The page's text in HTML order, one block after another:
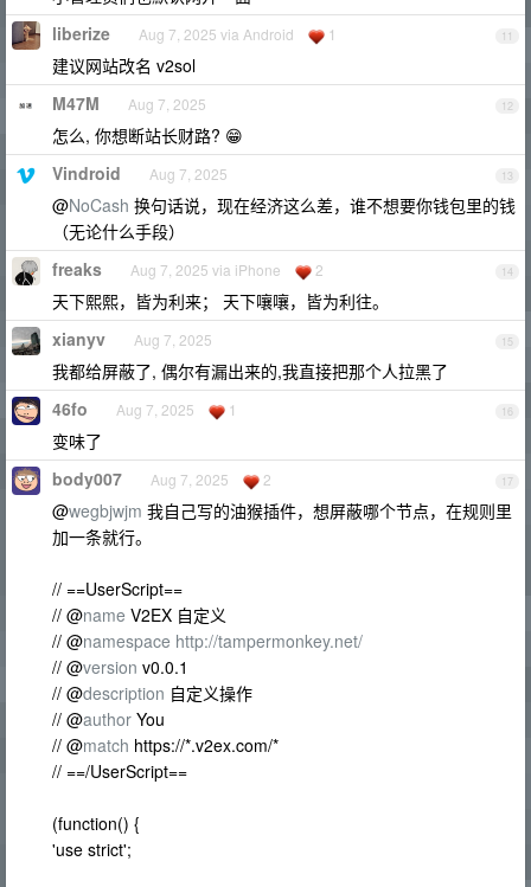
11
liberize Aug 7, 2025 via Android 1
建议网站改名 v2sol
12
M47M Aug 7, 2025
怎么, 你想断站长财路? 😁
13
Vindroid Aug 7, 2025
@NoCash 换句话说，现在经济这么差，谁不想要你钱包里的钱
（无论什么手段）
14
freaks Aug 7, 2025 via iPhone 2
天下熙熙，皆为利来； 天下嚷嚷，皆为利往。
15
xianyv Aug 7, 2025
我都给屏蔽了, 偶尔有漏出来的,我直接把那个人拉黑了
16
46fo Aug 7, 2025 1
变味了
17
body007 Aug 7, 2025 2
@wegbjwjm 我自己写的油猴插件，想屏蔽哪个节点，在规则里
加一条就行。
// ==UserScript==
// @name V2EX 自定义
// @namespace http://tampermonkey.net/
// @version v0.0.1
// @description 自定义操作
// @author You
// @match https://*.v2ex.com/*
// ==/UserScript==
(function() {
'use strict';